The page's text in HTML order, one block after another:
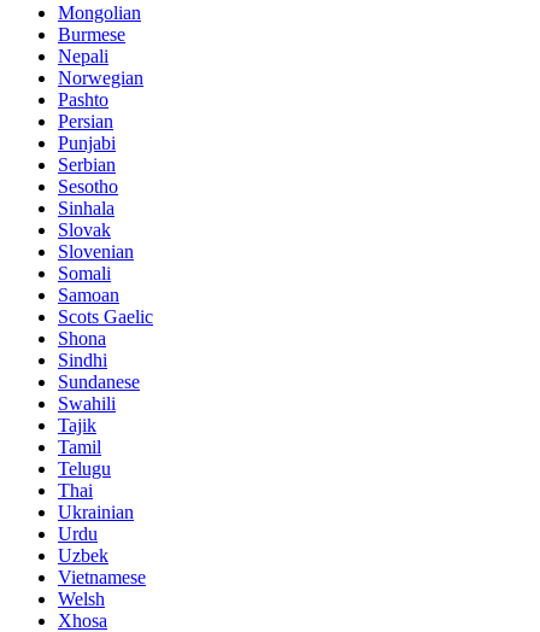
Mongolian
Burmese
Nepali
Norwegian
Pashto
Persian
Punjabi
Serbian
Sesotho
Sinhala
Slovak
Slovenian
Somali
Samoan
Scots Gaelic
Shona
Sindhi
Sundanese
Swahili
Tajik
Tamil
Telugu
Thai
Ukrainian
Urdu
Uzbek
Vietnamese
Welsh
Xhosa